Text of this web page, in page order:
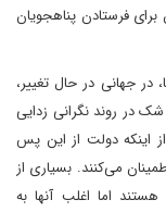
فرستادن پناهجویان
در جهانی‌ در حال تغییر،
در روند نگرانی‌ زدایی
از اینکه دولت از این پس
می‌‌کنند. بسیاری از
اما اغلب آنها به